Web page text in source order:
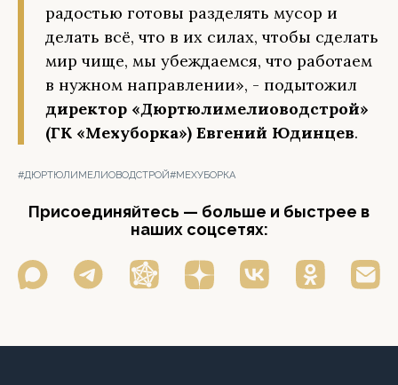
радостью готовы разделять мусор и
делать всё, что в их силах, чтобы сделать
мир чище, мы убеждаемся, что работаем
в нужном направлении», - подытожил
директор «Дюртюлимелиоводстрой»
(ГК «Мехуборка») Евгений Юдинцев.
#ДЮРТЮЛИМЕЛИОВОДСТРОЙ#МЕХУБОРКА
Присоединяйтесь — больше и быстрее в
наших соцсетях: